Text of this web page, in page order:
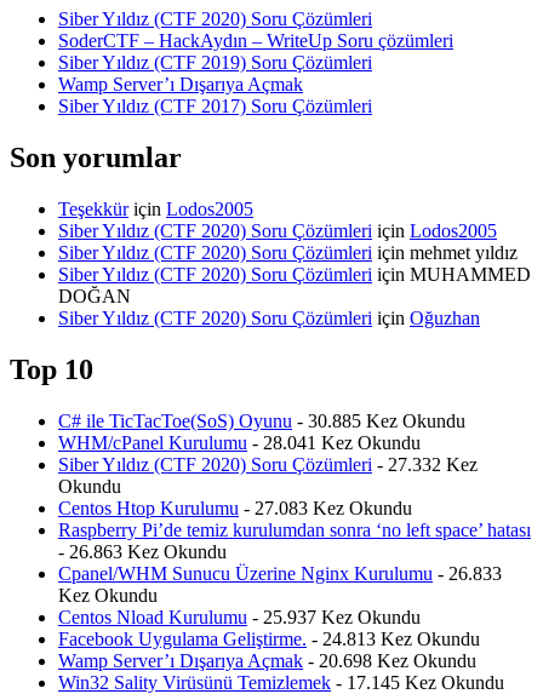
Siber Yıldız (CTF 2020) Soru Çözümleri
SoderCTF – HackAydın – WriteUp Soru çözümleri
Siber Yıldız (CTF 2019) Soru Çözümleri
Wamp Server’ı Dışarıya Açmak
Siber Yıldız (CTF 2017) Soru Çözümleri
Son yorumlar
Teşekküriçin Lodos2005
Siber Yıldız (CTF 2020) Soru Çözümleri için Lodos2005
Siber Yıldız (CTF 2020) Soru Çözümleri için mehmet yıldız
Siber Yıldız (CTF 2020) Soru Çözümleri için MUHAMMED
DOĞAN
Siber Yıldız (CTF 2020) Soru Çözümleri için Oğuzhan
Top 10
C# ile TicTacToe(SoS) Oyunu - 30.885 Kez Okundu
WHM/cPanel Kurulumu - 28.041 Kez Okundu
Siber Yıldız (CTF 2020) Soru Çözümleri - 27.332 Kez
Okundu
Centos Htop Kurulumu - 27.083 Kez Okundu
Raspberry Pi’de temiz kurulumdan sonra ‘no left space’ hatası
- 26.863 Kez Okundu
Cpanel/WHM Sunucu Üzerine Nginx Kurulumu - 26.833
Kez Okundu
Centos Nload Kurulumu - 25.937 Kez Okundu
Facebook Uygulama Geliştirme. - 24.813 Kez Okundu
Wamp Server’ı Dışarıya Açmak - 20.698 Kez Okundu
Win32 Sality Virüsünü Temizlemek - 17.145 Kez Okundu